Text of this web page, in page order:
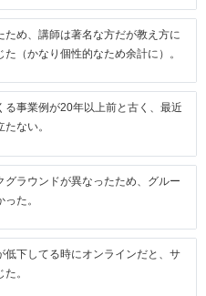
ため、講師は著名な方だが教え方に
（かなり個性的なため余計に）。
る事業例が20年以上前と古く、最近
ない。
グラウンドが異なったため、グルー
た。
低下してる時にオンラインだと、サ
。